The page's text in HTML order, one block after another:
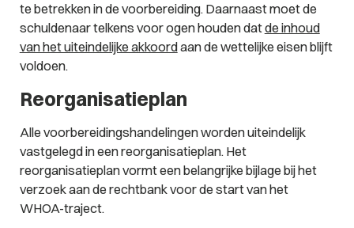
te betrekken in de voorbereiding. Daarnaast moet de
schuldenaar telkens voor ogen houden datde inhoud
van het uiteindelijke akkoordaan de wettelijke eisen blijft
voldoen.
Reorganisatieplan
Alle voorbereidingshandelingen worden uiteindelijk
vastgelegd in een reorganisatieplan. Het
reorganisatieplan vormt een belangrijke bijlage bij het
verzoek aan de rechtbank voor de start van het
WHOA-traject.